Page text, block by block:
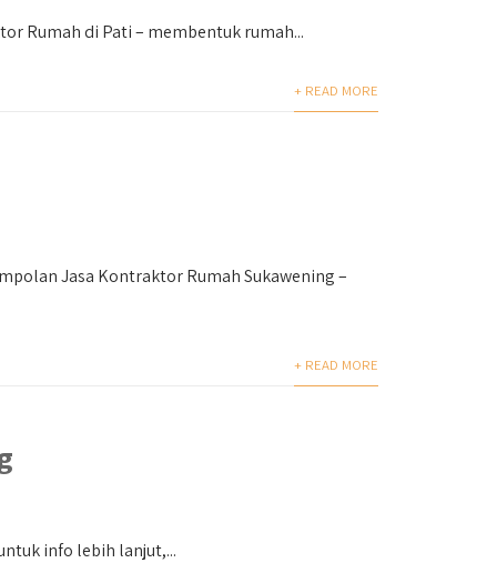
Rumah di Pati – membentuk rumah...
+ READ MORE
Jasa Kontraktor Rumah Sukawening –
+ READ MORE
info lebih lanjut,...